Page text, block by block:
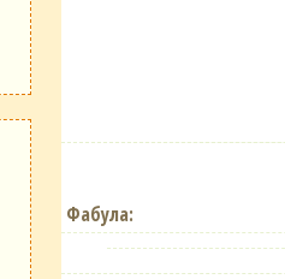
Фабула: